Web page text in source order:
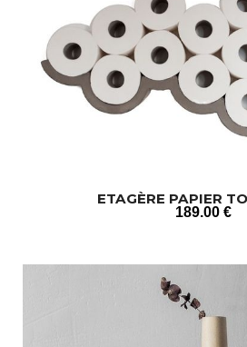
ETAGÈRE PAPIER
189.00 €